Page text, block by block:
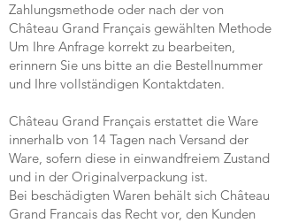
Zahlungsmethode oder nach der von
Château Grand Français gewählten Methode
Um Ihre Anfrage korrekt zu bearbeiten,
erinnern Sie uns bitte an die Bestellnummer
und Ihre vollständigen Kontaktdaten.
Château Grand Français erstattet die Ware
innerhalb von 14 Tagen nach Versand der
Ware, sofern diese in einwandfreiem Zustand
und in der Originalverpackung ist.
Bei beschädigten Waren behält sich Château
Grand Francais das Recht vor, den Kunden